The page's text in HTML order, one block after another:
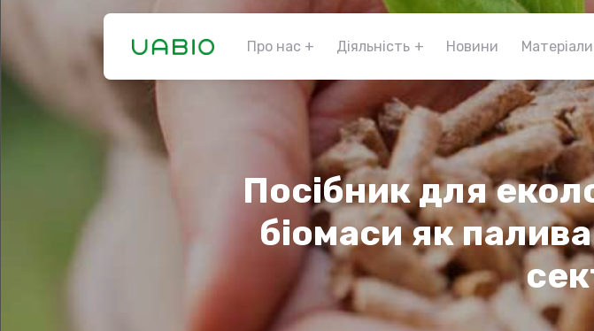
Про нас Діяльність Новини Матеріали
Посібник для
біомаси як